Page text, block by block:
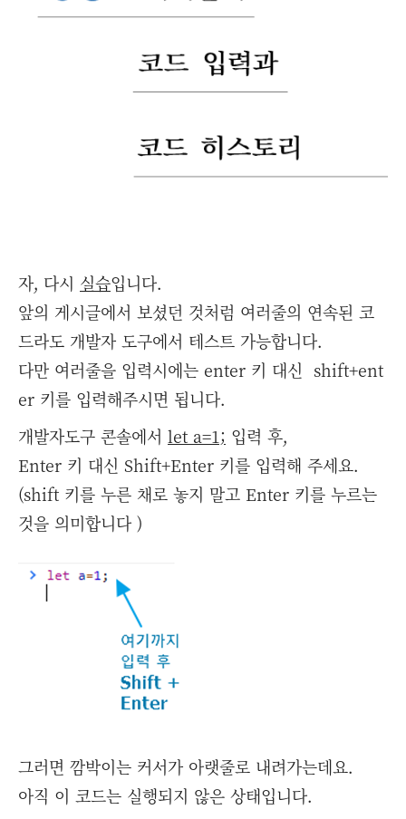
자, 다시 실습입니다.
앞의 게시글에서 보셨던 것처럼 여러줄의 연속된 코
드라도 개발자 도구에서 테스트 가능합니다.
다만 여러줄을 입력시에는 enter 키 대신 shift+ent
er 키를 입력해주시면 됩니다.
개발자도구 콘솔에서 let a=1; 입력 후,
Enter 키 대신 Shift+Enter 키를 입력해 주세요.
(shift 키를 누른 채로 놓지 말고 Enter 키를 누르는
것을 의미합니다 )
그러면 깜박이는 커서가 아랫줄로 내려가는데요.
아직 이 코드는 실행되지 않은 상태입니다.